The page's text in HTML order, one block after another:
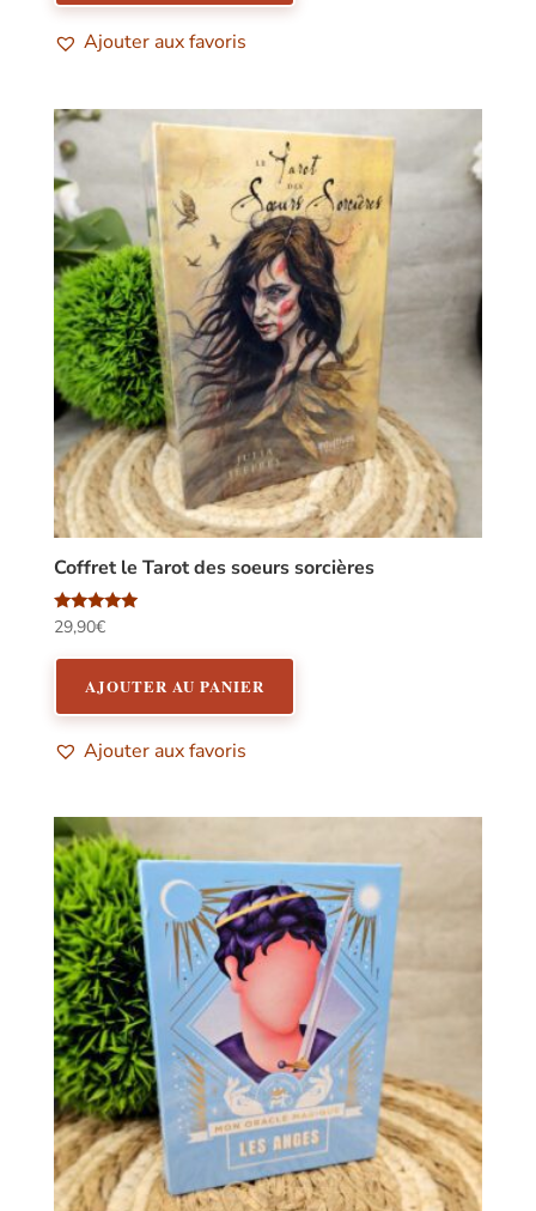
Ajouter aux favoris
Coffret le Tarot des soeurs sorcières
Note
5.00
29,90€
AJOUTER AU PANIER
Ajouter aux favoris